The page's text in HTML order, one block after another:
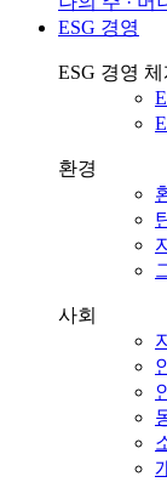
ESG 경영
ESG 경영 체
환경
사회